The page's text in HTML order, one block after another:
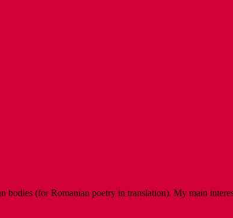
bodies (for Romanian poetry in translation). My main